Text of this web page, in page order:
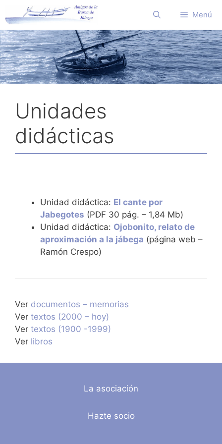
al
contenido
Menú
Unidades
didácticas
Unidad didáctica: El cante por
Jabegotes (PDF 30 pág. – 1,84 Mb)
Unidad didáctica: Ojobonito, relato de
aproximación a la jábega (página web –
Ramón Crespo)
Ver documentos – memorias
Ver textos (2000 – hoy)
Ver textos (1900 -1999)
Ver libros
La asociación
Hazte socio